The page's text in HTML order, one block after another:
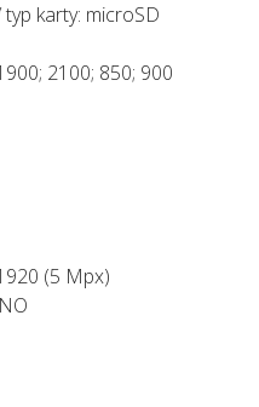
karty: microSD
2100; 850; 900
(5 Mpx)